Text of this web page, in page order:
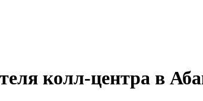
колл-центра в